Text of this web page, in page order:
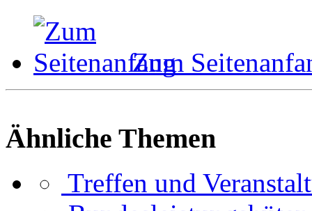
Zum
Ähnliche Themen
Treffen und